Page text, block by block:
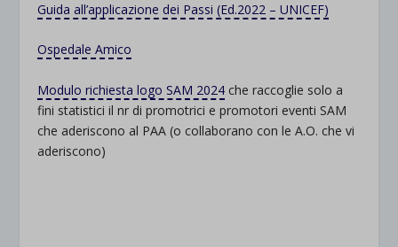
Guida all’applicazione dei Passi (Ed.2022 – UNICEF)
Ospedale Amico
Modulo richiesta logo SAM 2024 che raccoglie solo a
fini statistici il nr di promotrici e promotori eventi SAM
che aderiscono al PAA (o collaborano con le A.O. che vi
aderiscono)